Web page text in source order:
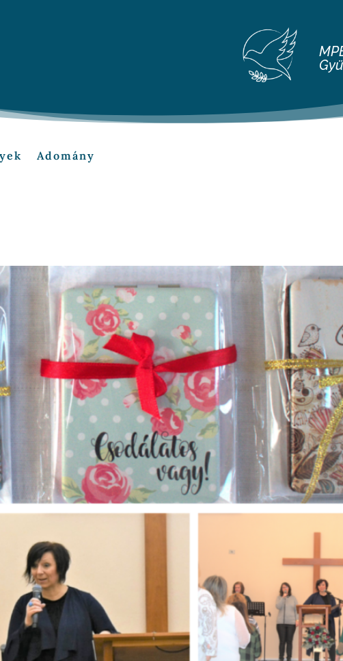
Adomány